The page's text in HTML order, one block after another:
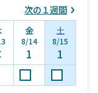
次の１週間
金
8/14
1
土
8/15
1